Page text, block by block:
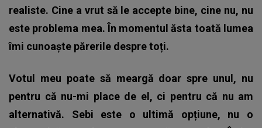
realiste. Cine a vrut să le accepte bine, cine nu, nu
este problema mea.În momentul ăsta toată lumea
îmi cunoaște părerile despre toți.
Votul meu poate să meargă doar spre unul, nu
pentru că nu-mi place de el, ci pentru că nu am
alternativă. Sebi este o ultimă opțiune, nu o